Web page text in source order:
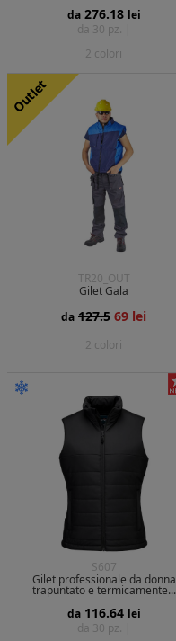
da 276.18 lei
da 30 pz. |
2 colori
Outlet
TR20_OUT
Gilet Gala
da 127.5 69 lei
2 colori
S607
Gilet professionale da donna
trapuntato e termicamente...
da 116.64 lei
da 30 pz. |